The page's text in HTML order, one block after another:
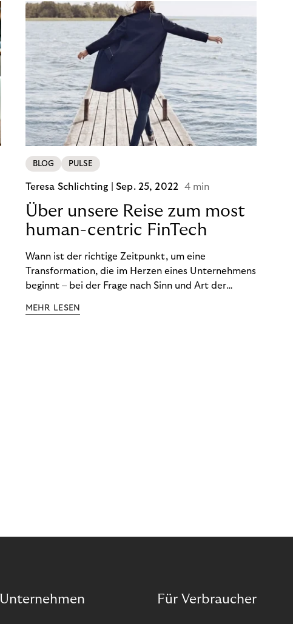
BLOG PULSE
Teresa Schlichting |Sep. 25, 2022 4 min
Über unsere Reise zum most
human-centric FinTech
Wann ist der richtige Zeitpunkt, um eine
Transformation, die im Herzen eines Unternehmens
beginnt – bei der Frage nach Sinn und Art der
kommuniziert man ein Ziel, das so ganzheitlich ist,
MEHR LESEN
Unternehmen Für Verbraucher